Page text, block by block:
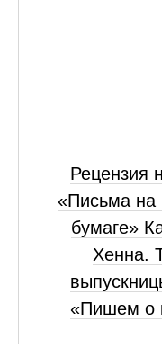
Рецензия
«Письма на
бумаге»
Хенна.
«Пишем о